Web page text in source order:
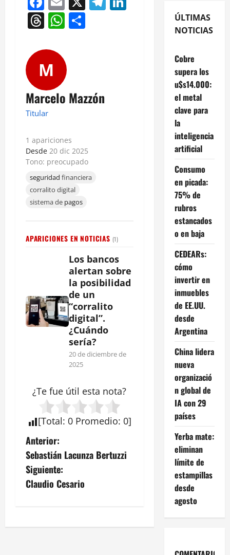
Threads
WhatsApp
M
Marcelo Mazzón
Titular
1 apariciones
Desde 20 dic 2025
Tono: preocupado
seguridad financiera
corralito digital
sistema de pagos
APARICIONES EN NOTICIAS (1)
Los bancos
alertan sobre
la posibilidad
de un
“corralito
digital”.
¿Cuándo
sería?
20 de diciembre de
2025
¿Te fue útil esta nota?
[Total: 0 Promedio: 0]
N
a
v
g
Anterior:
Sebastián Lacunza Bertuzzi
Siguiente:
Claudio Cesario
ÚLTIMAS
NOTICIAS
Cobre
supera los
u$s14.000:
el metal
clave para
la
inteligencia
artificial
Consumo
en picada:
75% de
rubros
estancados
o en baja
CEDEARs:
cómo
invertir en
inmuebles
de EE.UU.
desde
Argentina
China lidera
nueva
organizació
n global de
IA con 29
países
Yerba mate:
eliminan
límite de
estampillas
desde
agosto